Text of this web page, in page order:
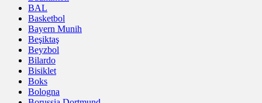
BAL
Basketbol
Bayern Munih
Beşiktaş
Beyzbol
Bilardo
Bisiklet
Boks
Bologna